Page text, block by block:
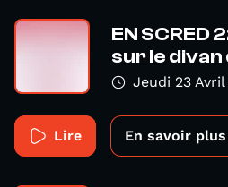
EN SCRED
sur le divan
Jeudi 23 Avril
Lire En savoir plus